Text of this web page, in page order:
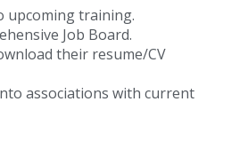
upcoming training.
Job Board.
their resume/CV
associations with current